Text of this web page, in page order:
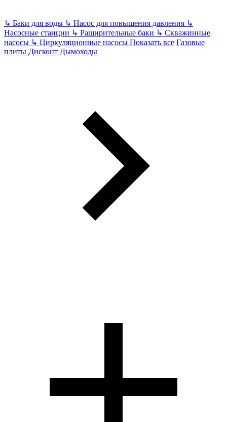
↳ Баки для воды ↳ Насос для повышения давления ↳
Насосные станции ↳ Раширительные баки ↳ Скважинные
насосы ↳ Циркуляционные насосы Показать все Газовые
плиты Дисконт Дымоходы